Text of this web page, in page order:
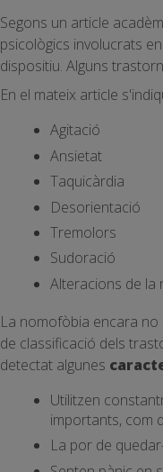
Segons un article
psicològics involucrats
dispositiu. Alguns
En el mateix article
Agitació
Ansietat
Taquicàrdia
Desorientació
Tremolors
Sudoració
Alteracions de la
La nomofòbia encara no
de classificació dels
detectat algunes
Utilitzen
importants, com
La por de